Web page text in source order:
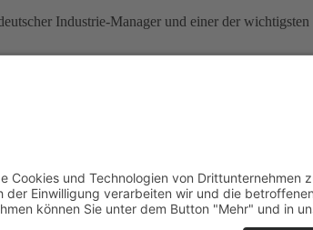
Industrie-Manager und einer der
Beliebte Themen